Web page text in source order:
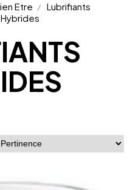
Etre
Lubrifiants